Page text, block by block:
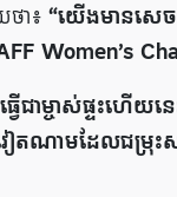
ា៖ “យើងមានសេច
Women’s
ជាម្ចាស់ផ្ទះ​ហើយ​
ណាមដែលជម្រុះ